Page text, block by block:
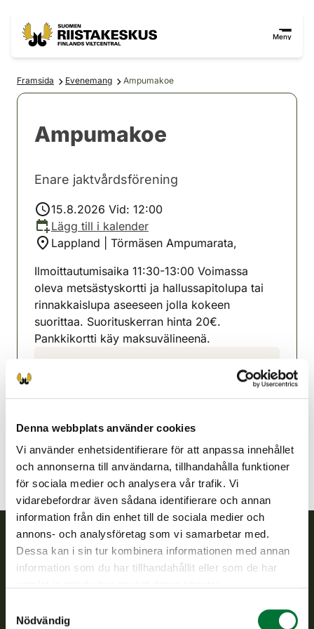
Denna webbplats använder cookies
Vi använder enhetsidentifierare för att anpassa innehållet
och annonserna till användarna, tillhandahålla funktioner
för sociala medier och analysera vår trafik. Vi
vidarebefordrar även sådana identifierare och annan
information från din enhet till de sociala medier och
annons- och analysföretag som vi samarbetar med.
Dessa kan i sin tur kombinera informationen med annan
information som du har tillhandahållit eller som de har
Nödvändig
Meny
Framsida Evenemang Ampumakoe
Ampumakoe
Enare jaktvårdsförening
15.8.2026 Vid: 12:00
Lägg till i kalender
Lappland | Törmäsen Ampumarata,
Ilmoittautumisaika 11:30-13:00 Voimassa
oleva metsästyskortti ja hallussapitolupa tai
rinnakkaislupa aseeseen jolla kokeen
suorittaa. Suorituskerran hinta 20€.
Pankkikortti käy maksuvälineenä.
inari@rhy.riista.fi
Finlands viltcentral
jaktvårdsföreningarnas verksamhet, ser till att viltpolitiken
verkställs och svarar för de offentliga förvaltningsuppgifter